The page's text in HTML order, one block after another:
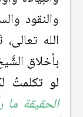
والنقود
الله
بأخلاق
لو تكلمتُ
الحقيقة ما